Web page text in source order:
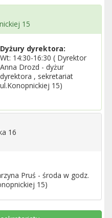
15
Dyżury dyrektora:
Wt: 14:30-16:30 ( Dyrektor
Anna Drozd - dyżur
dyrektora , sekretariat
ul.Konopnickiej 15)
16
Pruś - środa w godz.
15)